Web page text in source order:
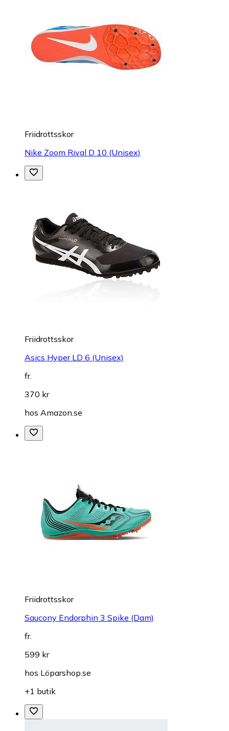
Friidrottsskor
Nike Zoom Rival D 10 (Unisex)
Friidrottsskor
Asics Hyper LD 6 (Unisex)
fr.
370 kr
hos Amazon.se
Friidrottsskor
Saucony Endorphin 3 Spike (Dam)
fr.
599 kr
hos Löparshop.se
+1 butik